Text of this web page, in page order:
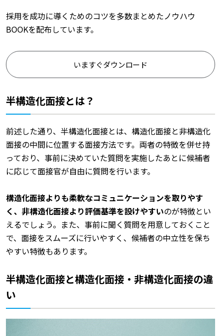
採用を成功に導くためのコツを多数まとめたノウハウ
BOOKを配布しています。
いますぐダウンロード
半構造化面接とは？
前述した通り、半構造化面接とは、構造化面接と非構造化
面接の中間に位置する面接方法です。両者の特徴を併せ持
っており、事前に決めていた質問を実施したあとに候補者
に応じて面接官が自由に質問を行います。
構造化面接よりも柔軟なコミュニケーションを取りやす
く、非構造化面接より評価基準を設けやすいのが特徴とい
えるでしょう。また、事前に聞く質問を用意しておくこと
で、面接をスムーズに行いやすく、候補者の中立性を保ち
やすい特徴もあります。
半構造化面接と構造化面接・非構造化面接の違
い